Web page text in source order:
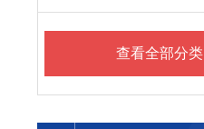
查看全部分类